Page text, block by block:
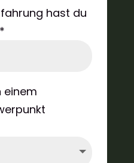
hast du
einem